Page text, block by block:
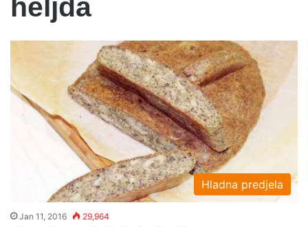
heljda
Hladna predjela
Jan 11, 2016 29,964